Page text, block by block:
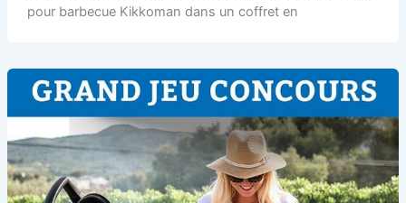
pour barbecue Kikkoman dans un coffret en